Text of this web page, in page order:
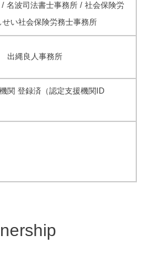
名波司法書士事務所 / 社会保険労
い社会保険労務士事務所
出縄良人事務所
関 登録済（認定支援機関ID